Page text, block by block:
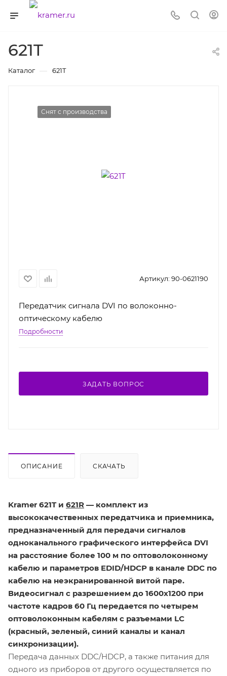
621T
Каталог — 621T
Снят с производства
Артикул: 90-0621190
Передатчик сигнала DVI по волоконно-
оптическому кабелю
Подробности
ЗАДАТЬ ВОПРОС
ОПИСАНИЕ СКАЧАТЬ
Kramer 621T и 621R — комплект из
высококачественных передатчика и приемника,
предназначенный для передачи сигналов
одноканального графического интерфейса DVI
на расстояние более 100 м по оптоволоконному
кабелю и параметров EDID/HDCP в канале DDC по
кабелю на неэкранированной витой паре.
Видеосигнал с разрешением до 1600x1200 при
частоте кадров 60 Гц передается по четырем
оптоволоконным кабелям с разъемами LC
(красный, зеленый, синий каналы и канал
синхронизации).
Передача данных DDC/HDCP, а также питания для
одного из приборов от другого осуществляется по